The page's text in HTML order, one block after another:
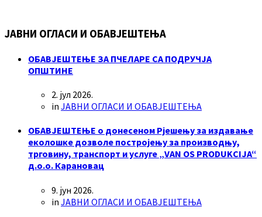
ЈАВНИ ОГЛАСИ И ОБАВЈЕШТЕЊА
ОБАВЈЕШТЕЊЕ ЗА ПЧЕЛАРЕ СА ПОДРУЧЈА
ОПШТИНЕ
2. јул 2026.
in ЈАВНИ ОГЛАСИ И ОБАВЈЕШТЕЊА
ОБАВЈЕШТЕЊЕ о донесеном Рјешењу за издавање
еколошке дозволе постројењу за производњу,
трговину, транспорт и услуге „VAN OS PRODUKCIJA“
д.о.о. Карановац
9. јун 2026.
in ЈАВНИ ОГЛАСИ И ОБАВЈЕШТЕЊА